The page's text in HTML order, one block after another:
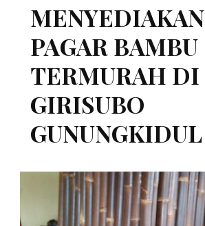
MENYEDIAKAN
PAGAR BAMBU
TERMURAH DI
GIRISUBO
GUNUNGKIDUL